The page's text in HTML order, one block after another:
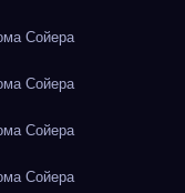
Сойера
Сойера
Сойера
Сойера